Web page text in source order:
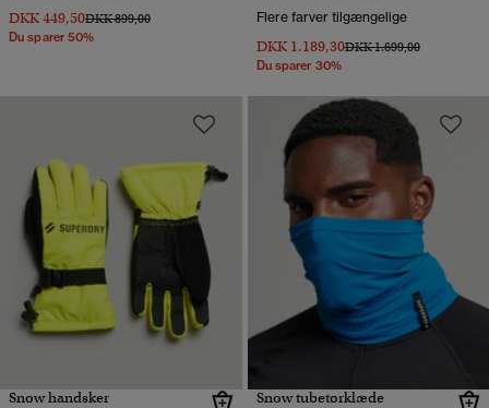
DKK 449,50Pris nedsat fra
DKK 899,00til
Du sparer 50%
Flere farver tilgængelige
DKK 1.189,30Pris nedsat fra
DKK 1.699,00til
Du sparer 30%
Snow handsker Snow tubetørklæde